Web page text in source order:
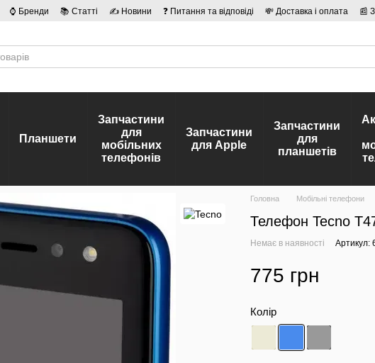
⌚ Бренди 📚 Статті ✍ Новини ❓ Питання та відповіді 💸 Доставка і оплата
📰
Планшети
Запчастини
для
мобільних
телефонів
Запчастини
для Apple
Запчастини
для
планшетів
Головна Мобільні телефони
Телефон Tecno
Немає в наявності Артикул:
775 грн
Колір